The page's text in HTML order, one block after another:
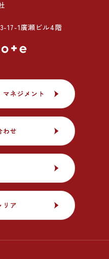
17-1廣瀬ビル4階
マネジメント
マネジメント
わせ
わせ
リア
リア